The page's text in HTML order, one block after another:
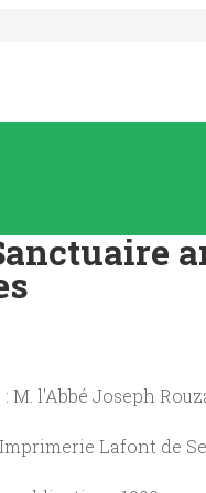
M. l'Abbé Joseph
Lafont de